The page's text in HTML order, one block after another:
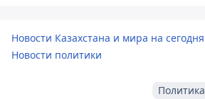
Новости Казахстана и мира на сегодня
Новости политики
Политика